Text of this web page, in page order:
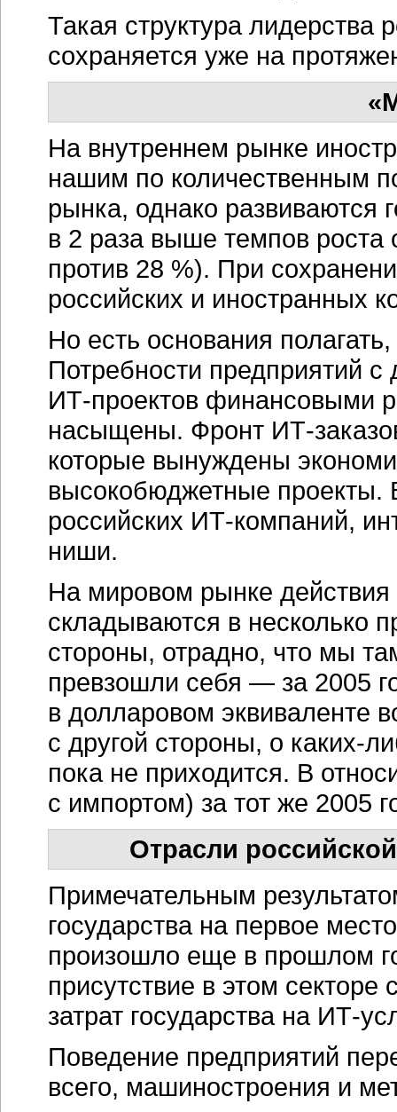
Такая структура лидерства
сохраняется уже на
На внутреннем рынке
нашим по количественным
рынка, однако развиваются
в 2 раза выше темпов роста
против 28 %). При
российских и иностранных
Но есть основания
Потребности предприятий
ИТ-проектов финансовыми
насыщены. Фронт ИТ-
которые вынуждены
высокобюджетные проекты.
российских ИТ-компаний,
ниши.
На мировом рынке
складываются в несколько
стороны, отрадно, что мы
превзошли себя — за 2005
в долларовом эквиваленте
с другой стороны, о каких-
пока не приходится. В
с импортом) за тот же 2005
Отрасли
Примечательным
государства на первое
произошло еще в прошлом
присутствие в этом
затрат государства на ИТ-
Поведение предприятий
всего, машиностроения и